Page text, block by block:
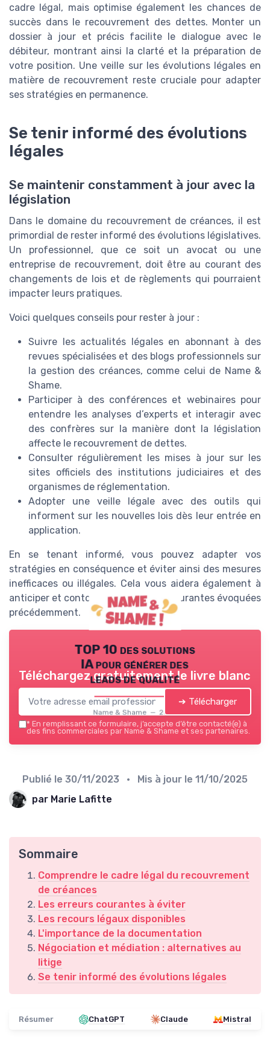
cadre légal, mais optimise également les chances de
succès dans le recouvrement des dettes. Monter un
dossier à jour et précis facilite le dialogue avec le
débiteur, montrant ainsi la clarté et la préparation de
votre position. Une veille sur les évolutions légales en
matière de recouvrement reste cruciale pour adapter
ses stratégies en permanence.
Se tenir informé des évolutions
légales
Se maintenir constamment à jour avec la
législation
Dans le domaine du recouvrement de créances, il est
primordial de rester informé des évolutions législatives.
Un professionnel, que ce soit un avocat ou une
entreprise de recouvrement, doit être au courant des
changements de lois et de règlements qui pourraient
impacter leurs pratiques.
Voici quelques conseils pour rester à jour :
Suivre les actualités légales en abonnant à des
revues spécialisées et des blogs professionnels sur
la gestion des créances, comme celui de Name &
Shame.
Participer à des conférences et webinaires pour
entendre les analyses d’experts et interagir avec
des confrères sur la manière dont la législation
affecte le recouvrement de dettes.
Consulter régulièrement les mises à jour sur les
sites officiels des institutions judiciaires et des
organismes de réglementation.
Adopter une veille légale avec des outils qui
informent sur les nouvelles lois dès leur entrée en
application.
En se tenant informé, vous pouvez adapter vos
stratégies en conséquence et éviter ainsi des mesures
inefficaces ou illégales. Cela vous aidera également à
anticiper et contourner les erreurs courantes évoquées
précédemment.
TOP 10 des solutions
IA pour générer des
leads de qualité
Name & Shame — 2026
Téléchargez gratuitement le livre blanc
➔ Télécharger
* En remplissant ce formulaire, j’accepte d’être contacté(e) à
des fins commerciales par Name & Shame et ses partenaires.
Publié le 30/11/2023 • Mis à jour le 11/10/2025
par Marie Lafitte
Sommaire
Comprendre le cadre légal du recouvrement
de créances
Les erreurs courantes à éviter
Les recours légaux disponibles
L'importance de la documentation
Négociation et médiation : alternatives au
litige
Se tenir informé des évolutions légales
Résumer ChatGPT Claude Mistral